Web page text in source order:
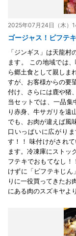
2025年07月24日（木）
ゴージャス！ビフテ
「ジンギス」は天龍
ます。 この地域では
ら郷土食として親しま
すが、お客様からの要
付け、さらには鹿や猪
当セットでは、一品集
り赤身、牛サガリを遠
でも、お肉が違えば風
口いっぱいに広がり
す！！ 味付けがされ
ます。冷凍庫にストッ
フテキでおもてなし
けずに「ビフテキじ
りに一役買ってきたお
にある肉のスズキヤよ